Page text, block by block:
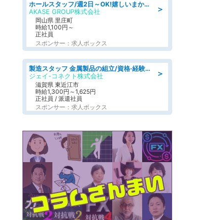
＞
ホールスタッフ/週2日～OK!嬉しいまかない付き/岡山県/浅口郡里庄町
AKASE GROUP株式会社
岡山県 里庄町
時給1,100円～
正社員
スポンサー：求人ボックス
＞
製造スタッフ 金属製品の組立/資格·経験不問/日野工業団地
ジェイ-コネクト株式会社
滋賀県 東近江市
時給1,300円～1,625円
正社員 / 派遣社員
スポンサー：求人ボックス